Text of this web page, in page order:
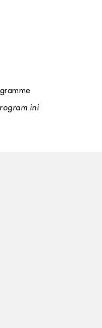
ini